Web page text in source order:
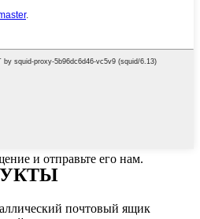
и отправьте его нам.